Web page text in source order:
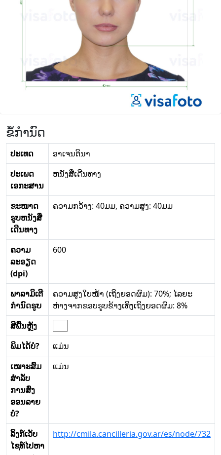
ຂໍ້ກໍານົດ
ປະເທດ
ອາເຈນຕິນາ
ປະເພດ
ເອກະສານ
ຫນັງສືເດີນທາງ
ຂະໜາດ
ຮູບຫນັງສື
ເດີນທາງ
ຄວາມກວ້າງ: 40ມມ, ຄວາມສູງ: 40ມມ
ຄວາມ
ລະອຽດ
(dpi)
600
ພາລາມິເຕີ
ກໍານົດຮູບ
ຄວາມສູງໃບໜ້າ (ເຖິງຍອດຜົມ): 70%; ໄລຍະ
ຫ່າງຈາກຂອບຮູບຂ້າງເທິງເຖິງຍອດຜົມ: 8%
ສີພື້ນຫຼັງ
ພິມໄດ້ບໍ?
ແມ່ນ
ເໝາະສົມ
ສໍາລັບ
ການສົ່ງ
ອອນລາຍ
ບໍ?
ແມ່ນ
ລິ້ງກ໌ເວັບ
ໄຊທ໌ໄປຫາ
http://cmila.cancilleria.gov.ar/es/node/732